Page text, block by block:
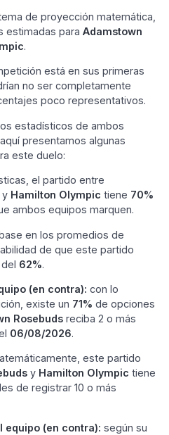
de proyección matemática,
estimadas paraAdamstown
.
está en sus primeras
no ser completamente
poco representativos.
estadísticos de ambos
presentamos algunas
este duelo:
el partido entre
y Hamilton Olympic tiene 70%
ambos equipos marquen.
en los promedios de
de que este partido
62%.
(en contra): con lo
existe un 71% de opciones
Rosebuds reciba 2 o más
06/08/2026.
este partido
y Hamilton Olympic tiene
de registrar 10 o más
equipo (en contra): según su